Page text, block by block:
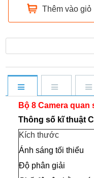
Thêm vào giỏ
Bộ 8 Camera quan
Thông số kĩ thuật
Kích thước
Ánh sáng tối thiểu
Độ phân giải